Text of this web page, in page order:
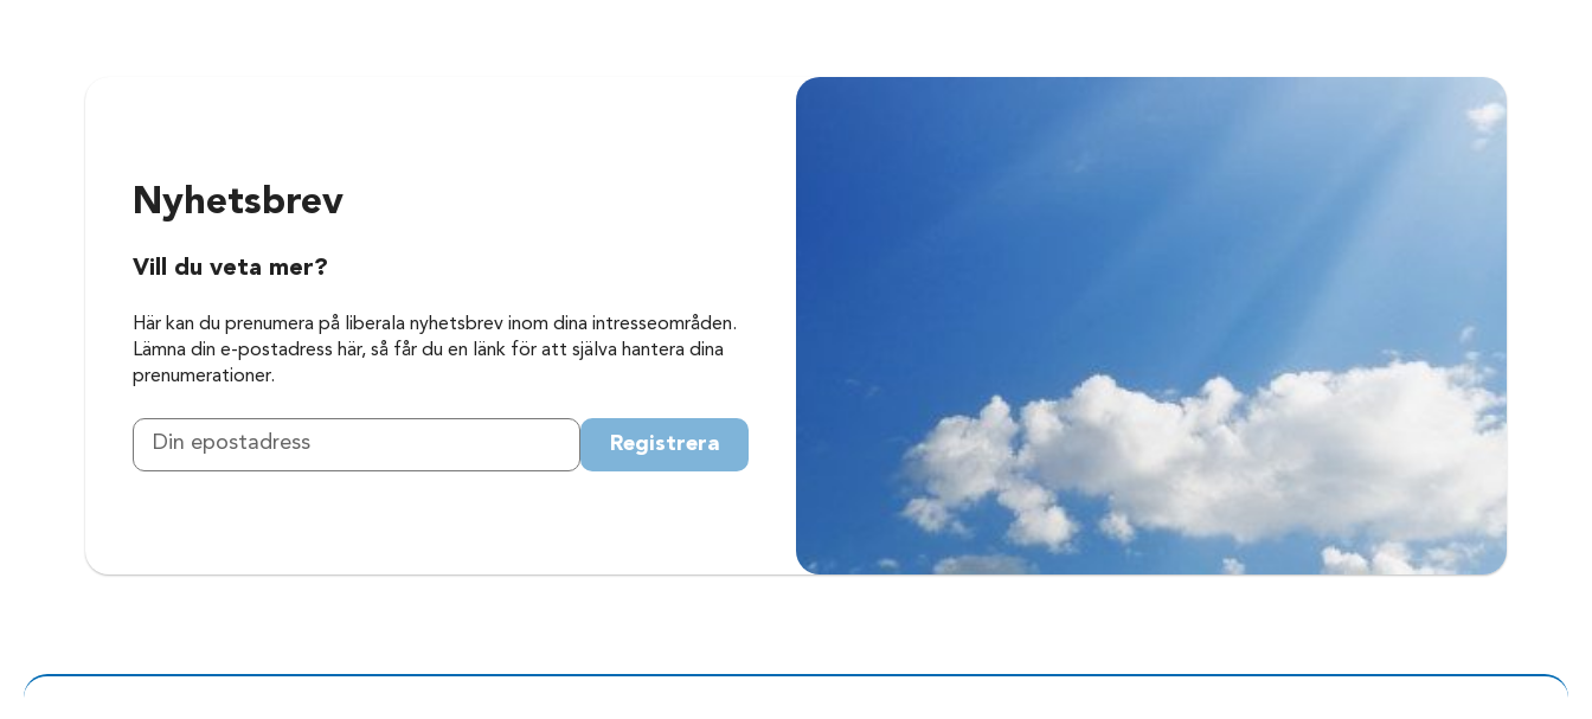
Nyhetsbrev
Vill du veta mer?
Här kan du prenumera på liberala nyhetsbrev inom dina intresseområden.
Lämna din e-postadress här, så får du en länk för att själva hantera dina
prenumerationer.
Registrera